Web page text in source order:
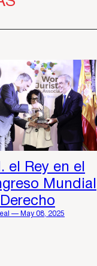
el Rey en el
Mundial
— May 08, 2025